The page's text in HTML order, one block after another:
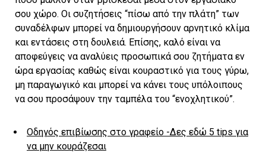
σου χώρο. Οι συζητήσεις “πίσω από την πλάτη” των
συναδέλφων μπορεί να δημιουργήσουν αρνητικό κλίμα
και εντάσεις στη δουλειά. Επίσης, καλό είναι να
αποφεύγεις να αναλύεις προσωπικά σου ζητήματα εν
ώρα εργασίας καθώς είναι κουραστικό για τους γύρω,
μη παραγωγικό και μπορεί να κάνει τους υπόλοιπους
να σου προσάψουν την ταμπέλα του “ενοχλητικού”.
Οδηγός επιβίωσης στο γραφείο -Δες εδώ 5 tips για
να μην κουράζεσαι